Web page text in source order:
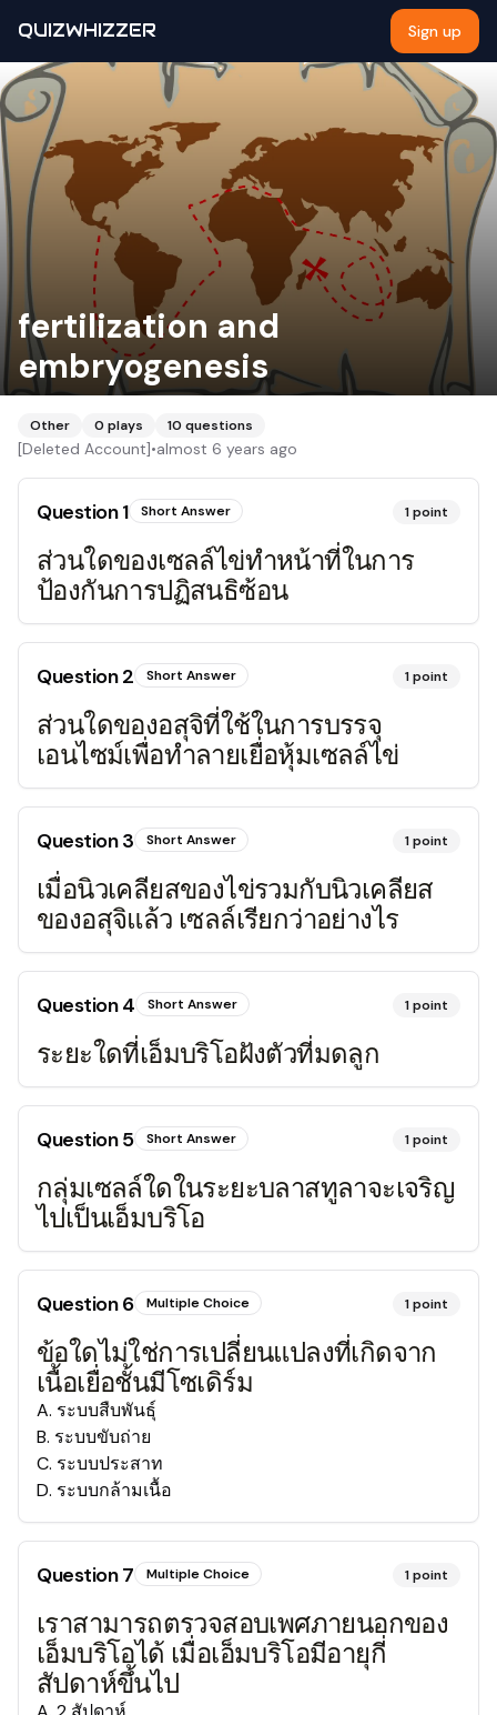
QUIZWHIZZER Sign up
fertilization and
embryogenesis
Other 0 plays 10 questions
[Deleted Account]•almost 6 years ago
Question1 Short Answer 1point
ส่วนใดของเซลล์ไข่ทำหน้าที่ในการ
ป้องกันการปฏิสนธิซ้อน
Question2 Short Answer 1point
ส่วนใดของอสุจิที่ใช้ในการบรรจุ
เอนไซม์เพื่อทำลายเยื่อหุ้มเซลล์ไข่
Question3 Short Answer 1point
เมื่อนิวเคลียสของไข่รวมกับนิวเคลียส
ของอสุจิแล้ว เซลล์เรียกว่าอย่างไร
Question4 Short Answer 1point
ระยะใดที่เอ็มบริโอฝังตัวที่มดลูก
Question5 Short Answer 1point
กลุ่มเซลล์ใดในระยะบลาสทูลาจะเจริญ
ไปเป็นเอ็มบริโอ
Question6 Multiple Choice 1point
ข้อใดไม่ใช่การเปลี่ยนแปลงที่เกิดจาก
เนื้อเยื่อชั้นมีโซเดิร์ม
A. ระบบสืบพันธุ์
B. ระบบขับถ่าย
C. ระบบประสาท
D. ระบบกล้ามเนื้อ
Question7 Multiple Choice 1point
เราสามารถตรวจสอบเพศภายนอกของ
เอ็มบริโอได้ เมื่อเอ็มบริโอมีอายุกี่
สัปดาห์ขึ้นไป